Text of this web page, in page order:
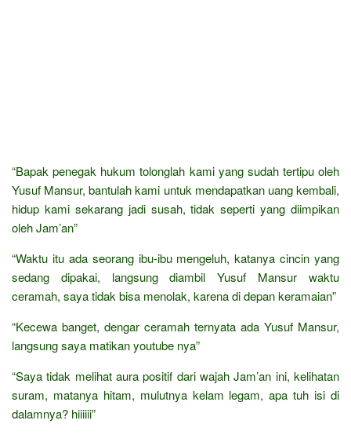
“Bapak penegak hukum tolonglah kami yang sudah tertipu oleh
Yusuf Mansur, bantulah kami untuk mendapatkan uang kembali,
hidup kami sekarang jadi susah, tidak seperti yang diimpikan
oleh Jam’an”
“Waktu itu ada seorang ibu-ibu mengeluh, katanya cincin yang
sedang dipakai, langsung diambil Yusuf Mansur waktu
ceramah, saya tidak bisa menolak, karena di depan keramaian”
“Kecewa banget, dengar ceramah ternyata ada Yusuf Mansur,
langsung saya matikan youtube nya”
“Saya tidak melihat aura positif dari wajah Jam’an ini, kelihatan
suram, matanya hitam, mulutnya kelam legam, apa tuh isi di
dalamnya? hiiiiii”